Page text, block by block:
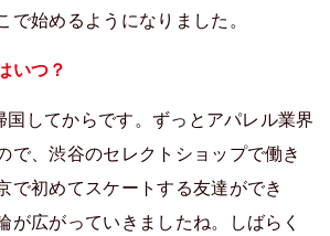
で始めるようになりました。
いつ？
国してからです。ずっとアパレル業界
で、渋谷のセレクトショップで働き
で初めてスケートする友達ができ
が広がっていきましたね。しばらく